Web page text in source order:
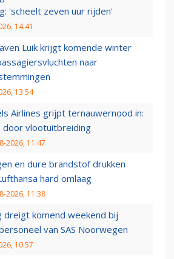
'scheelt zeven uur rijden'
14:41
Luik krijgt komende winter
naar
13:54
Airlines grijpt ternauwernood in:
vlootuitbreiding
2026, 11:47
en dure brandstof drukken
hard omlaag
2026, 11:38
dreigt komend weekend bij
van SAS Noorwegen
10:57